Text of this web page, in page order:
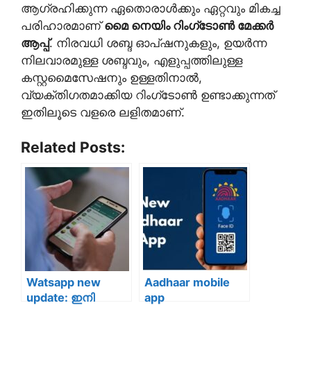
ആഗ്രഹിക്കുന്ന ഏതൊരാൾക്കും ഏറ്റവും മികച്ച
പരിഹാരമാണ്മൈ നെയിം റിംഗ്‌ടോൺ മേക്കർ
ആപ്പ്. നിരവധി ശബ്ദ ഓപ്ഷനുകളും, ഉയർന്ന
നിലവാരമുള്ള ശബ്ദവും, എളുപ്പത്തിലുള്ള
കസ്റ്റമൈസേഷനും ഉള്ളതിനാൽ,
വ്യക്തിഗതമാക്കിയ റിംഗ്‌ടോൺ ഉണ്ടാക്കുന്നത്
ഇതിലൂടെ വളരെ ലളിതമാണ്.
Related Posts:
Watsapp new
update: ഇനി
Aadhaar mobile
app